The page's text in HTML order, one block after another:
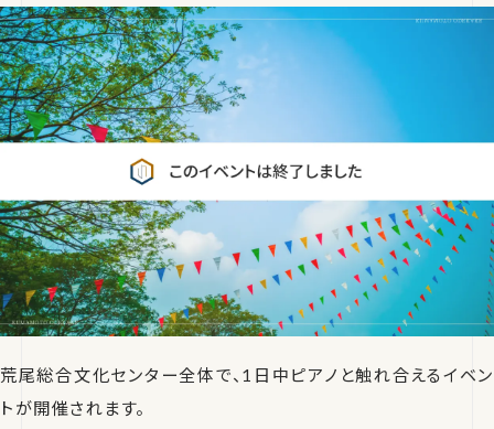
荒尾総合文化センター全体で、1日中ピアノと触れ合えるイベン
トが開催されます。